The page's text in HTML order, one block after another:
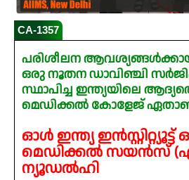
CA-1357
പരിശീലന
ഒരു നൂതന ഡാവിഞ്ചി
സ്ഥാപിച്ച ഇന്ത്യയിലെ
മെഡിക്കൽ കോളേജ്
ഓൾ ഇന്ത്യ
മെഡിക്കൽ സയൻസ്
ന്യൂഡൽഹി